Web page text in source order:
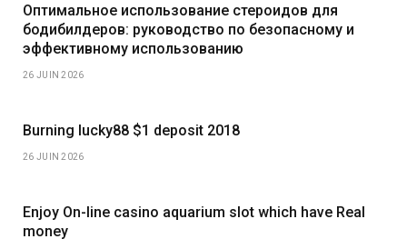
Оптимальное использование стероидов для
бодибилдеров: руководство по безопасному и
эффективному использованию
26 JUIN 2026
Burning lucky88 $1 deposit 2018
26 JUIN 2026
Enjoy On-line casino aquarium slot which have Real
money